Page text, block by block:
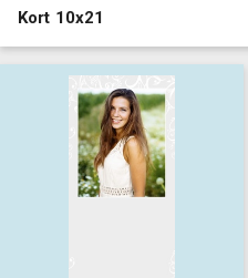
Kort 10x21